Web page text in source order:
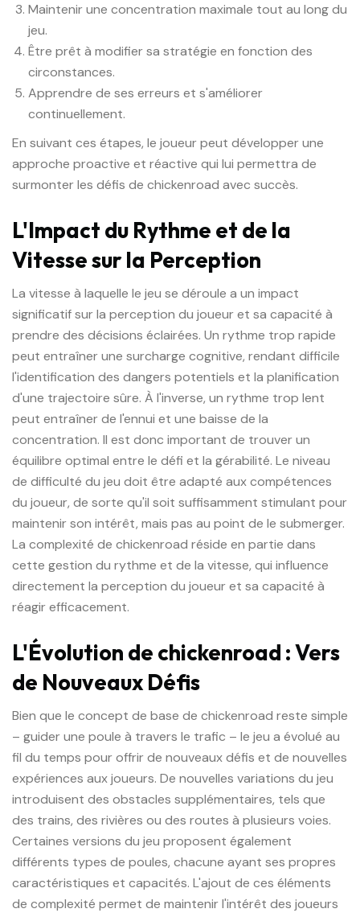
Maintenir une concentration maximale tout au long du
jeu.
Être prêt à modifier sa stratégie en fonction des
circonstances.
Apprendre de ses erreurs et s'améliorer
continuellement.
En suivant ces étapes, le joueur peut développer une
approche proactive et réactive qui lui permettra de
surmonter les défis de chickenroad avec succès.
L'Impact du Rythme et de la
Vitesse sur la Perception
La vitesse à laquelle le jeu se déroule a un impact
significatif sur la perception du joueur et sa capacité à
prendre des décisions éclairées. Un rythme trop rapide
peut entraîner une surcharge cognitive, rendant difficile
l'identification des dangers potentiels et la planification
d'une trajectoire sûre. À l'inverse, un rythme trop lent
peut entraîner de l'ennui et une baisse de la
concentration. Il est donc important de trouver un
équilibre optimal entre le défi et la gérabilité. Le niveau
de difficulté du jeu doit être adapté aux compétences
du joueur, de sorte qu'il soit suffisamment stimulant pour
maintenir son intérêt, mais pas au point de le submerger.
La complexité de chickenroad réside en partie dans
cette gestion du rythme et de la vitesse, qui influence
directement la perception du joueur et sa capacité à
réagir efficacement.
L'Évolution de chickenroad : Vers
de Nouveaux Défis
Bien que le concept de base de chickenroad reste simple
– guider une poule à travers le trafic – le jeu a évolué au
fil du temps pour offrir de nouveaux défis et de nouvelles
expériences aux joueurs. De nouvelles variations du jeu
introduisent des obstacles supplémentaires, tels que
des trains, des rivières ou des routes à plusieurs voies.
Certaines versions du jeu proposent également
différents types de poules, chacune ayant ses propres
caractéristiques et capacités. L'ajout de ces éléments
de complexité permet de maintenir l'intérêt des joueurs